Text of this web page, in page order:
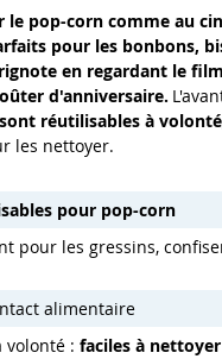
le pop-corn comme au
pour les bonbons,
en regardant le
d'anniversaire.
réutilisables à volonté
les nettoyer.
pour pop-corn
pour les gressins,
alimentaire
volonté : faciles à nettoyer